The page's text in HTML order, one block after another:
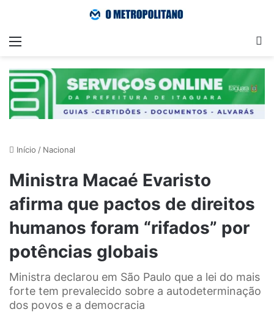
Menu
Início / Nacional
Ministra Macaé Evaristo
afirma que pactos de direitos
humanos foram “rifados” por
potências globais
Ministra declarou em São Paulo que a lei do mais
forte tem prevalecido sobre a autodeterminação
dos povos e a democracia